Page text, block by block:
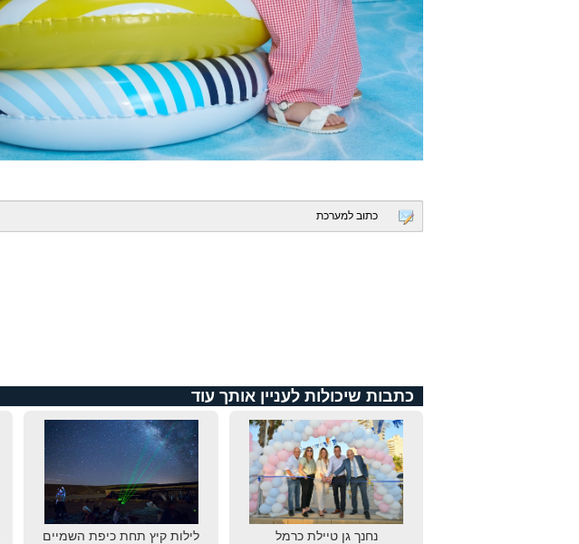
כתוב למערכת
כתבות שיכולות לעניין אותך עוד
נחנך גן טיילת כרמל לילות קיץ תחת כיפת השמיים